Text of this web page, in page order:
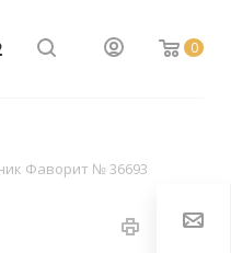
0
Фаворит № 36693